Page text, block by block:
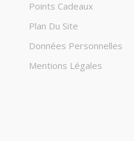
Points Cadeaux
Plan Du Site
Données Personnelles
Mentions Légales